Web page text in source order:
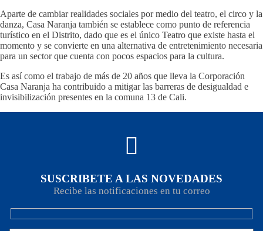
Aparte de cambiar realidades sociales por medio del teatro, el circo y la
danza, Casa Naranja también se establece como punto de referencia
turístico en el Distrito, dado que es el único Teatro que existe hasta el
momento y se convierte en una alternativa de entretenimiento necesaria
para un sector que cuenta con pocos espacios para la cultura.
Es así como el trabajo de más de 20 años que lleva la Corporación
Casa Naranja ha contribuido a mitigar las barreras de desigualdad e
invisibilización presentes en la comuna 13 de Cali.
SUSCRIBETE A LAS NOVEDADES
Recibe las notificaciones en tu correo